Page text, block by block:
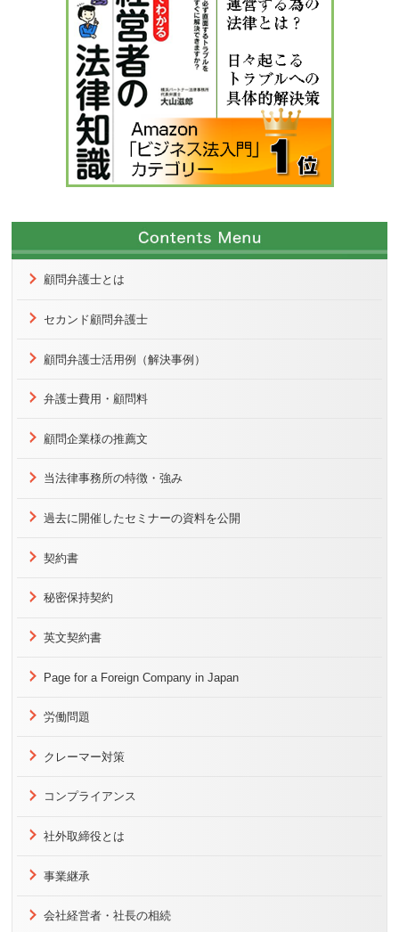
顧問弁護士とは
セカンド顧問弁護士
顧問弁護士活用例（解決事例）
弁護士費用・顧問料
顧問企業様の推薦文
当法律事務所の特徴・強み
過去に開催したセミナーの資料を公開
契約書
秘密保持契約
英文契約書
Page for a Foreign Company in Japan
労働問題
クレーマー対策
コンプライアンス
社外取締役とは
事業継承
会社経営者・社長の相続